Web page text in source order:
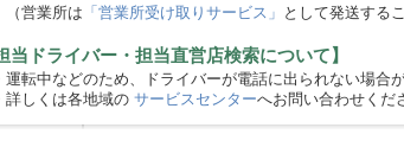
営業所は 「営業所受け取りサービス」 として発送する
当ドライバー・担当直営店検索について】
転中などのため、ドライバーが電話に出られない場合が
しくは各地域の サービスセンターへお問い合わせくだ